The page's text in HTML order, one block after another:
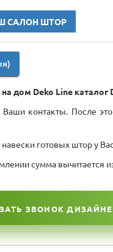
САЛОН ШТОР
дом Deko Line каталог
контакты. После
готовых штор у
сумма вычитается
ЗВОНОК